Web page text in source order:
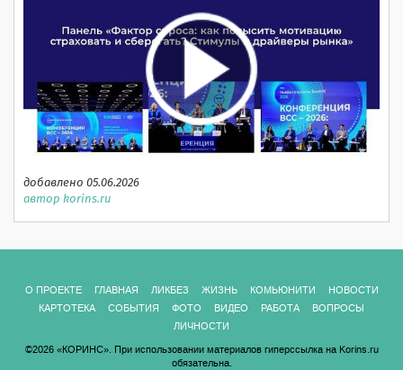
добавлено 05.06.2026
автор korins.ru
О ПРОЕКТЕ ГЛАВНАЯ ЛИКБЕЗ ЖИЗНЬ КОМЬЮНИТИ
НОВОСТИ
КАРТОТЕКА
СОБЫТИЯ ФОТО ВИДЕО РАБОТА
ВОПРОСЫ
ЛИЧНОСТИ
©2026 «КОРИНС». При использовании материалов гиперссылка на Korins.ru
обязательна.